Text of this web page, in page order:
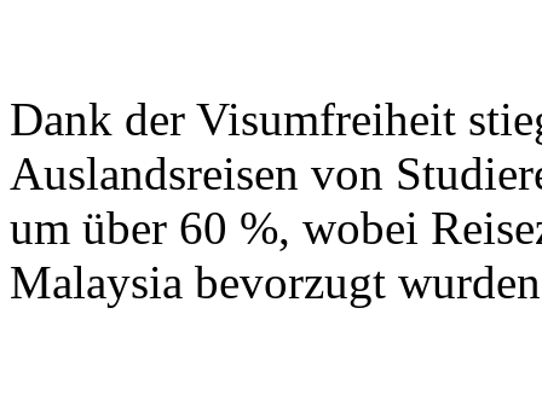
Dank der Visumfreiheit
Auslandsreisen von
um über 60 %, wobei
Malaysia bevorzugt